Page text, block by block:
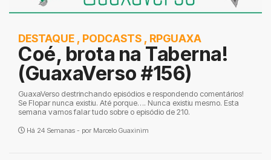
DESTAQUE , PODCASTS , RPGUAXA
Coé, brota na Taberna!
(GuaxaVerso #156)
GuaxaVerso destrinchando episódios e respondendo comentários!
Se Flopar nunca existiu. Até porque…. Nunca existiu mesmo. Esta
semana vamos falar tudo sobre o episódio de 210.
Há 24 Semanas - por Marcelo Guaxinim